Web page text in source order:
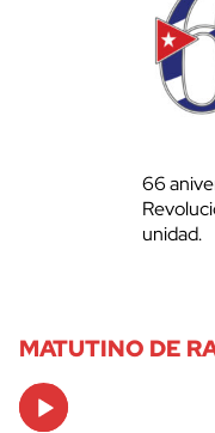
66
unidad.
MATUTINO DE
Audio
Player